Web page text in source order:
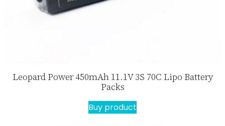
Leopard Power 450mAh 11.1V 3S 70C Lipo Battery
Packs
Buy product